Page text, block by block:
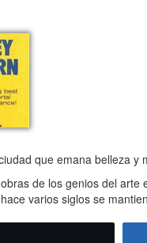
que emana belleza y
de los genios del
varios siglos se